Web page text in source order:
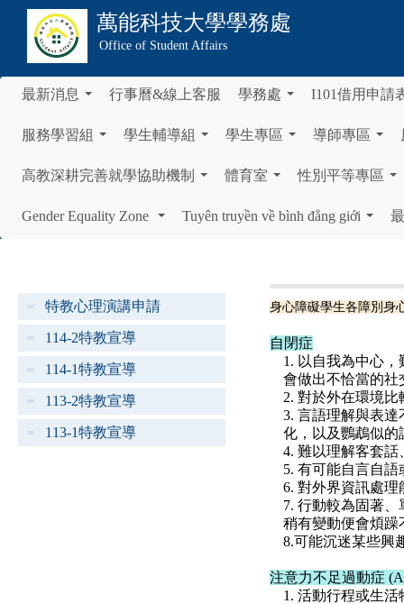
萬能科技大學學務處
Office of Student Affairs
最新消息 行事曆&線上客服 學務處 I101借用申請
服務學習組 學生輔導組 學生專區 導師專區
高教深耕完善就學協助機制 體育室 性別平等專區
Gender Equality Zone
Tuyên truyền về bình đẳng giới
特教心理演講申請
114-2特教宣導
114-1特教宣導
113-2特教宣導
113-1特教宣導
身心障礙學生各障別身
自閉症
1. 以自我為中心
會做出不恰當的社
2. 對於外在環境
3. 言語理解與表
化，以及鸚鵡似的
4. 難以理解客套
5. 有可能自言自語
6. 對外界資訊處
7. 行動較為固著
稍有變動便會煩躁
8.可能沉迷某些興
注意力不足過動症
1. 活動行程或生